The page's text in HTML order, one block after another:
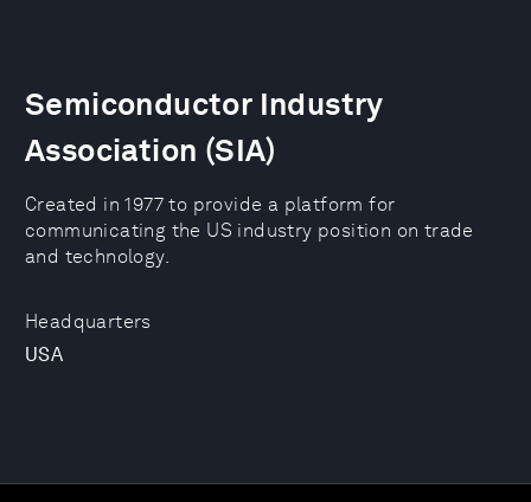
Headquarters
USA
Semiconductor Industry
Association (SIA)
Created in 1977 to provide a platform for
communicating the US industry position on trade
and technology.